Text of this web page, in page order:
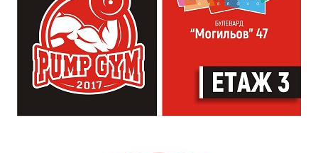
всеки участва по свой начин. Няма сцена или
официална програма, няма предварително обявени
изпълнители и разделение между публика и
артисти. Всеки е добре дошъл да пее, свири или
просто да преживее звездопад, изпълнен с музика,
падащи звезди и желания.